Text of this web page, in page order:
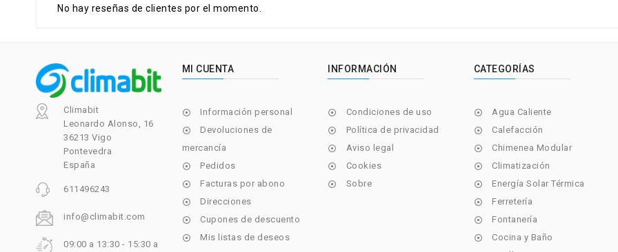
No hay reseñas de clientes por el momento.
Climabit
Leonardo Alonso, 16
36213 Vigo
Pontevedra
España
611496243
info@climabit.com
09:00 a 13:30 - 15:30 a
MI CUENTA
 Información personal

Devoluciones de
mercancía
 Pedidos
 Facturas por abono
 Direcciones
 Cupones de descuento
 Mis listas de deseos
INFORMACIÓN
 Condiciones de uso
 Política de privacidad
 Aviso legal
 Cookies
 Sobre
CATEGORÍAS
 Agua Caliente
 Calefacción
 Chimenea Modular
 Climatización
 Energía Solar Térmica
 Ferretería
 Fontanería
 Cocina y Baño